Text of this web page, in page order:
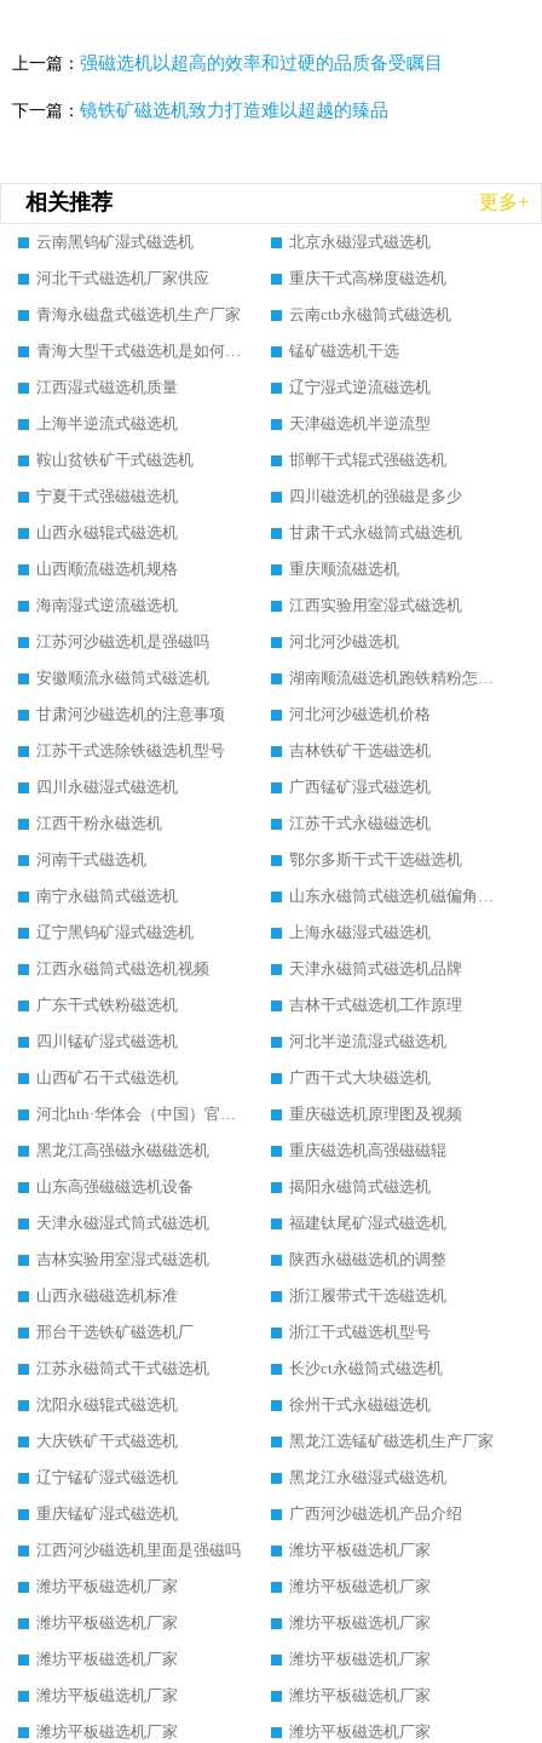
上一篇： 强磁选机以超高的效率和过硬的品质备受瞩目
下一篇： 镜铁矿磁选机致力打造难以超越的臻品
相关推荐 更多+
云南黑钨矿湿式磁选机
北京永磁湿式磁选机
河北干式磁选机厂家供应
重庆干式高梯度磁选机
青海永磁盘式磁选机生产厂家
云南ctb永磁筒式磁选机
青海大型干式磁选机是如何选矿的
锰矿磁选机干选
江西湿式磁选机质量
辽宁湿式逆流磁选机
上海半逆流式磁选机
天津磁选机半逆流型
鞍山贫铁矿干式磁选机
邯郸干式辊式强磁选机
宁夏干式强磁磁选机
四川磁选机的强磁是多少
山西永磁辊式磁选机
甘肃干式永磁筒式磁选机
山西顺流磁选机规格
重庆顺流磁选机
海南湿式逆流磁选机
江西实验用室湿式磁选机
江苏河沙磁选机是强磁吗
河北河沙磁选机
安徽顺流永磁筒式磁选机
湖南顺流磁选机跑铁精粉怎么处理
甘肃河沙磁选机的注意事项
河北河沙磁选机价格
江苏干式选除铁磁选机型号
吉林铁矿干选磁选机
四川永磁湿式磁选机
广西锰矿湿式磁选机
江西干粉永磁选机
江苏干式永磁磁选机
河南干式磁选机
鄂尔多斯干式干选磁选机
南宁永磁筒式磁选机
山东永磁筒式磁选机磁偏角怎么调整
辽宁黑钨矿湿式磁选机
上海永磁湿式磁选机
江西永磁筒式磁选机视频
天津永磁筒式磁选机品牌
广东干式铁粉磁选机
吉林干式磁选机工作原理
四川锰矿湿式磁选机
河北半逆流湿式磁选机
山西矿石干式磁选机
广西干式大块磁选机
河北hth·华体会（中国）官方网站-hth.com 工作视频
重庆磁选机原理图及视频
黑龙江高强磁永磁磁选机
重庆磁选机高强磁磁辊
山东高强磁磁选机设备
揭阳永磁筒式磁选机
天津永磁湿式筒式磁选机
福建钛尾矿湿式磁选机
吉林实验用室湿式磁选机
陕西永磁磁选机的调整
山西永磁磁选机标准
浙江履带式干选磁选机
邢台干选铁矿磁选机厂
浙江干式磁选机型号
江苏永磁筒式干式磁选机
长沙ct永磁筒式磁选机
沈阳永磁辊式磁选机
徐州干式永磁磁选机
大庆铁矿干式磁选机
黑龙江选锰矿磁选机生产厂家
辽宁锰矿湿式磁选机
黑龙江永磁湿式磁选机
重庆锰矿湿式磁选机
广西河沙磁选机产品介绍
江西河沙磁选机里面是强磁吗
潍坊平板磁选机厂家
潍坊平板磁选机厂家
潍坊平板磁选机厂家
潍坊平板磁选机厂家
潍坊平板磁选机厂家
潍坊平板磁选机厂家
潍坊平板磁选机厂家
潍坊平板磁选机厂家
潍坊平板磁选机厂家
潍坊平板磁选机厂家
潍坊平板磁选机厂家